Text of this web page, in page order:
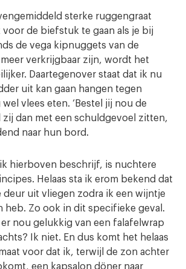
sterke ruggengraat
de biefstuk te gaan als je bij
de vega kipnuggets van de
verkrijgbaar zijn, wordt het
Daartegenover staat dat ik nu
uit kan gaan hangen tegen
vlees eten. ‘Bestel jij nou de
zij dan met een schuldgevoel zitten,
naar hun bord.
ik hierboven beschrijf, is nuchtere
Helaas sta ik erom bekend dat
uit vliegen zodra ik een wijntje
heb. Zo ook in dit specifieke geval.
nou gelukkig van een falafelwrap
Ik niet. En dus komt het helaas
voor dat ik, terwijl de zon achter
een kapsalon döner naar